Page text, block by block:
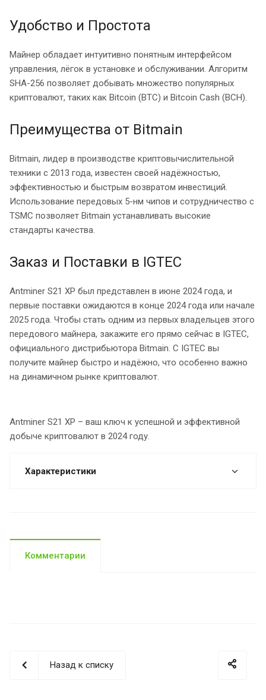
Удобство и Простота
Майнер обладает интуитивно понятным интерфейсом
управления, лёгок в установке и обслуживании. Алгоритм
SHA-256 позволяет добывать множество популярных
криптовалют, таких как Bitcoin (BTC) и Bitcoin Cash (BCH).
Преимущества от Bitmain
Bitmain, лидер в производстве криптовычислительной
техники с 2013 года, известен своей надёжностью,
эффективностью и быстрым возвратом инвестиций.
Использование передовых 5-нм чипов и сотрудничество с
TSMC позволяет Bitmain устанавливать высокие
стандарты качества.
Заказ и Поставки в IGTEC
Antminer S21 XP был представлен в июне 2024 года, и
первые поставки ожидаются в конце 2024 года или начале
2025 года. Чтобы стать одним из первых владельцев этого
передового майнера, закажите его прямо сейчас в IGTEC,
официального дистрибьютора Bitmain. С IGTEC вы
получите майнер быстро и надёжно, что особенно важно
на динамичном рынке криптовалют.
Antminer S21 XP – ваш ключ к успешной и эффективной
добыче криптовалют в 2024 году.
Характеристики
Комментарии
Назад к списку